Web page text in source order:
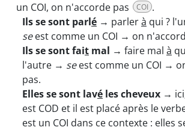
un COI, on n'accorde pas
COI .
Ils se sont parlé → parlerà qui ?
seest comme un COI → on
Ils se sont fait mal → faire mal à
l'autre → seest comme un COI →
pas.
Elles se sont lavé les cheveux →
est COD et il est placé après le
est un COI dans ce contexte : elles